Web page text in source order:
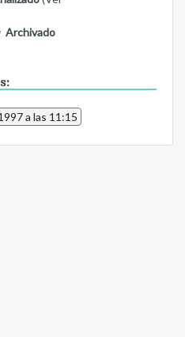
Archivado
a las 11:15